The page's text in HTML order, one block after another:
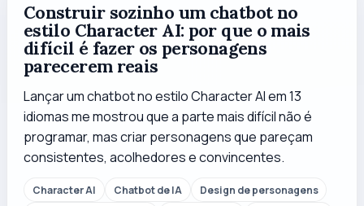
Construir sozinho um chatbot no
estilo Character AI: por que o mais
difícil é fazer os personagens
parecerem reais
Lançar um chatbot no estilo Character AI em 13
idiomas me mostrou que a parte mais difícil não é
programar, mas criar personagens que pareçam
consistentes, acolhedores e convincentes.
Character AI Chatbot de IA
Design de personagens